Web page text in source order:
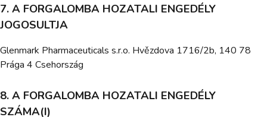
7. A FORGALOMBA HOZATALI ENGEDÉLY
JOGOSULTJA
Glenmark Pharmaceuticals s.r.o. Hvězdova 1716/2b, 140 78
Prága 4 Csehország
8. A FORGALOMBA HOZATALI ENGEDÉLY
SZÁMA(I)